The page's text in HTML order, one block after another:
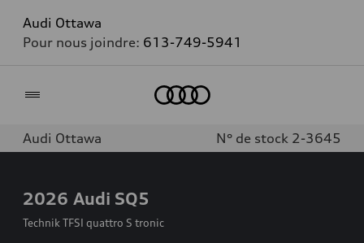
Audi Ottawa
Pour nous joindre: 613-749-5941
Audi Ottawa N° de stock 2-3645
2026 Audi SQ5
Technik TFSI quattro S tronic